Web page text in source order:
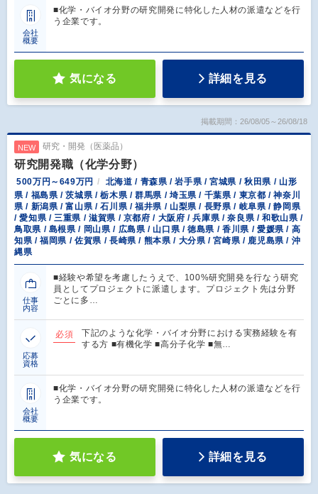
会社
概要
■化学・バイオ分野の研究開発に特化した人材の派遣などを行
う企業です。
気になる 詳細を見る
掲載期間：26/08/05～26/08/18
NEW 研究・開発（医薬品）
研究開発職（化学分野）
500万円～649万円
北海道 / 青森県 / 岩手県 / 宮城県 / 秋田県 / 山形
県 / 福島県 / 茨城県 / 栃木県 / 群馬県 / 埼玉県 / 千葉県 / 東京都 / 神奈川
県 / 新潟県 / 富山県 / 石川県 / 福井県 / 山梨県 / 長野県 / 岐阜県 / 静岡県
/ 愛知県 / 三重県 / 滋賀県 / 京都府 / 大阪府 / 兵庫県 / 奈良県 / 和歌山県 /
鳥取県 / 島根県 / 岡山県 / 広島県 / 山口県 / 徳島県 / 香川県 / 愛媛県 / 高
知県 / 福岡県 / 佐賀県 / 長崎県 / 熊本県 / 大分県 / 宮崎県 / 鹿児島県 / 沖
縄県
仕事
内容
■経験や希望を考慮したうえで、100%研究開発を行なう研究
員としてプロジェクトに派遣します。プロジェクト先は分野
ごとに多…
応募
資格
必須
下記のような化学・バイオ分野における実務経験を有
する方 ■有機化学 ■高分子化学 ■無…
会社
概要
■化学・バイオ分野の研究開発に特化した人材の派遣などを行
う企業です。
気になる 詳細を見る